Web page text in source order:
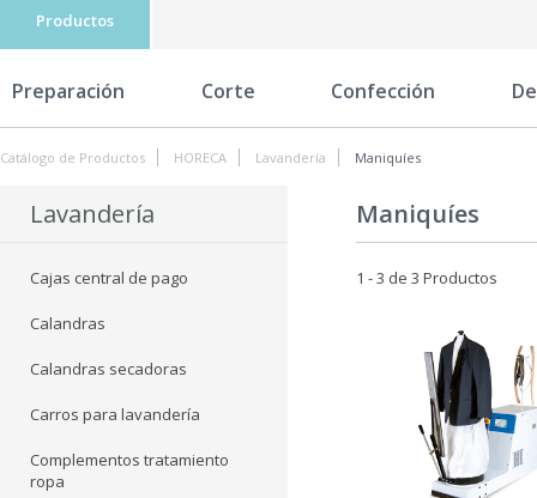
Productos
Preparación Corte Confección
Catálogo de Productos HORECA Lavandería Maniquíes
Lavandería
Cajas central de pago
Calandras
Calandras secadoras
Carros para lavandería
Complementos tratamiento
ropa
Maniquíes
1 - 3 de 3 Productos